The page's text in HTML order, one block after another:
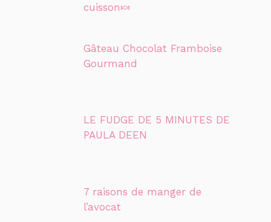
cuisson🍬
Gâteau Chocolat Framboise
Gourmand
LE FUDGE DE 5 MINUTES DE
PAULA DEEN
7 raisons de manger de
l’avocat